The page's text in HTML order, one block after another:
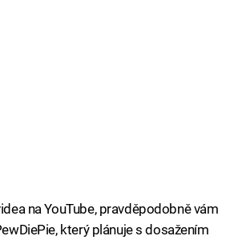
na YouTube, pravděpodobně vám
který plánuje s dosažením